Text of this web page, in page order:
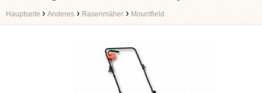
Hauptseite › Anderes › Rasenmäher › Mountfield